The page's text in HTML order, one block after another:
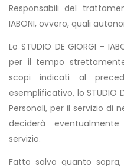
Responsabili del
IABONI, ovvero, quali
Lo STUDIO DE GIORGI -
per il tempo
scopi indicati al
esemplificativo, lo STUDIO
Personali, per il servizio di
deciderà
servizio.
Fatto salvo quanto sopra,